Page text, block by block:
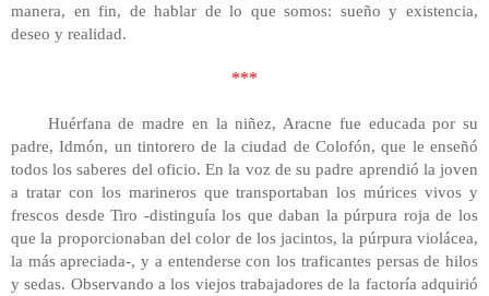
manera, en fin, de hablar de lo que somos: sueño y existencia,
deseo y realidad.
***
Huérfana de madre en la niñez, Aracne fue educada por su
padre, Idmón, un tintorero de la ciudad de Colofón, que le enseñó
todos los saberes del oficio. En la voz de su padre aprendió la joven
a tratar con los marineros que transportaban los múrices vivos y
frescos desde Tiro -distinguía los que daban la púrpura roja de los
que la proporcionaban del color de los jacintos, la púrpura violácea,
la más apreciada-, y a entenderse con los traficantes persas de hilos
y sedas. Observando a los viejos trabajadores de la factoría adquirió